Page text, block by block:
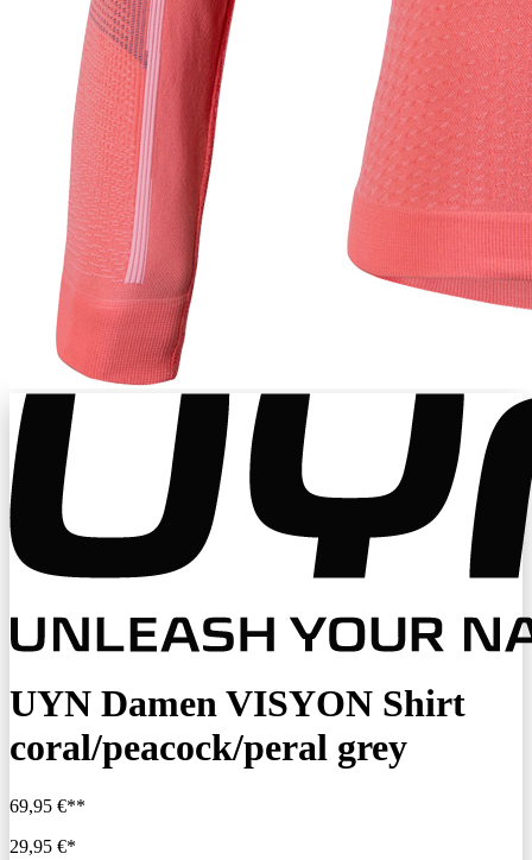
UYN Damen VISYON Shirt
coral/peacock/peral grey
69,95 €**
29,95 €*